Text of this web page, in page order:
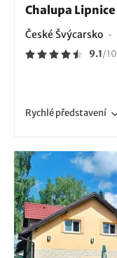
Chalupa Lipnice
České Švýcarsko
9.1/10
Rychlépředstavení